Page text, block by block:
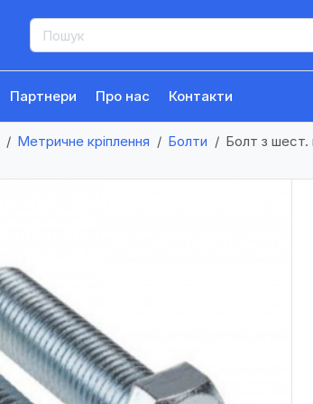
Партнери Про нас Контакти
Метричне кріплення Болти Болт з шест.